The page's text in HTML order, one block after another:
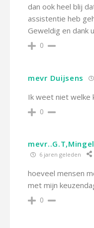
dan ook heel blij
assistentie heb
Geweldig en dank
0
mevr Duijsens
Ik weet niet welke
0
6 jaren geleden
hoeveel mensen
met mijn
0